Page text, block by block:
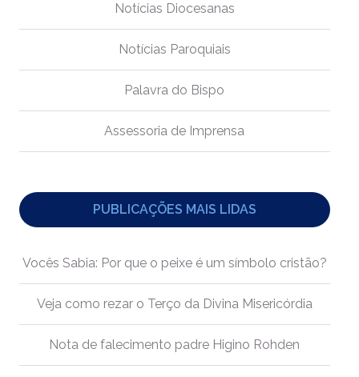
Notícias Diocesanas
Notícias Paroquiais
Palavra do Bispo
Assessoria de Imprensa
PUBLICAÇÕES MAIS LIDAS
Vocês Sabia: Por que o peixe é um símbolo cristão?
Veja como rezar o Terço da Divina Misericórdia
Nota de falecimento padre Higino Rohden